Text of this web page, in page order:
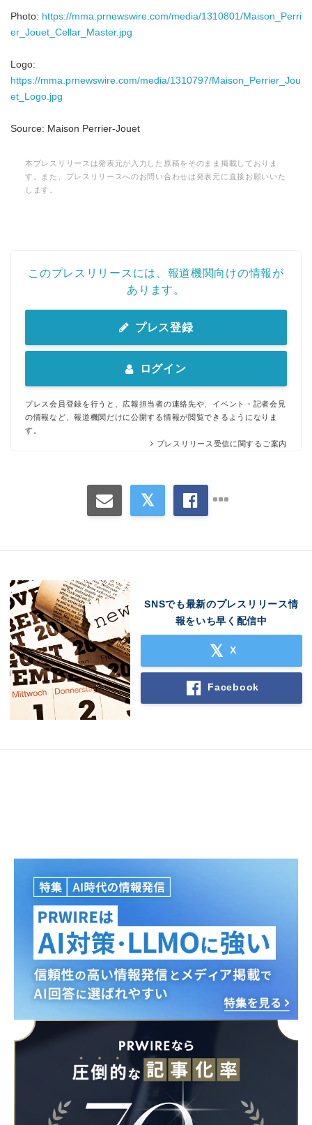
Photo: https://mma.prnewswire.com/media/1310801/Maison_Perri
er_Jouet_Cellar_Master.jpg
Logo:
https://mma.prnewswire.com/media/1310797/Maison_Perrier_Jou
et_Logo.jpg
Source: Maison Perrier-Jouet
本プレスリリースは発表元が入力した原稿をそのまま掲載しておりま
す。また、プレスリリースへのお問い合わせは発表元に直接お願いいた
します。
このプレスリリースには、報道機関向けの情報が
あります。
プレス登録
ログイン
プレス会員登録を行うと、広報担当者の連絡先や、イベント・記者会見
の情報など、報道機関だけに公開する情報が閲覧できるようになりま
す。
プレスリリース受信に関するご案内
SNSでも最新のプレスリリース情
報をいち早く配信中
X
Facebook